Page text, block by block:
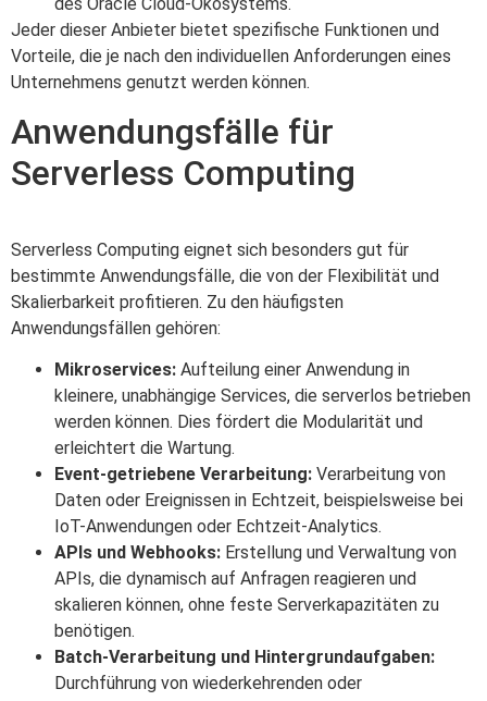
Jeder dieser Anbieter bietet spezifische Funktionen und
Vorteile, die je nach den individuellen Anforderungen eines
Unternehmens genutzt werden können.
Anwendungsfälle für
Serverless Computing
Serverless Computing eignet sich besonders gut für
bestimmte Anwendungsfälle, die von der Flexibilität und
Skalierbarkeit profitieren. Zu den häufigsten
Anwendungsfällen gehören:
Mikroservices: Aufteilung einer Anwendung in
kleinere, unabhängige Services, die serverlos betrieben
werden können. Dies fördert die Modularität und
erleichtert die Wartung.
Event-getriebene Verarbeitung: Verarbeitung von
Daten oder Ereignissen in Echtzeit, beispielsweise bei
IoT-Anwendungen oder Echtzeit-Analytics.
APIs und Webhooks: Erstellung und Verwaltung von
APIs, die dynamisch auf Anfragen reagieren und
skalieren können, ohne feste Serverkapazitäten zu
benötigen.
Batch-Verarbeitung und Hintergrundaufgaben:
Durchführung von wiederkehrenden oder